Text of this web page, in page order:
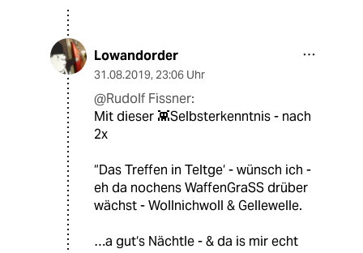
Lowandorder
31.08.2019, 23:06 Uhr
@Rudolf Fissner:
Mit dieser 👾Selbsterkenntnis - nach
2x
“Das Treffen in Teltge‘ - wünsch ich -
eh da nochens WaffenGraSS drüber
wächst - Wollnichwoll & Gellewelle.
…a gut‘s Nächtle - & da is mir echt